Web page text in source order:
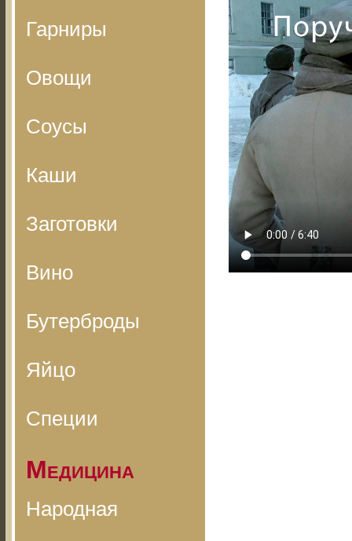
Гарниры
Овощи
Соусы
Каши
Заготовки
Вино
Бутерброды
Яйцо
Специи
Медицина
Народная